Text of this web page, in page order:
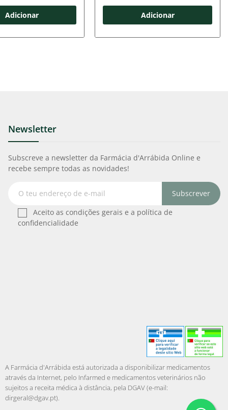
Adicionar Adicionar
Newsletter
Subscreve a newsletter da Farmácia d'Arrábida Online e
recebe sempre todas as novidades!
Subscrever
Aceito as condições gerais e a política de
confidencialidade
A Farmácia d'Arrábida está autorizada a disponibilizar medicamentos
através da Internet, pelo Infarmed e medicamentos veterinários não
sujeitos a receita médica à distância, pela DGAV (e-mail:
dirgeral@dgav.pt).